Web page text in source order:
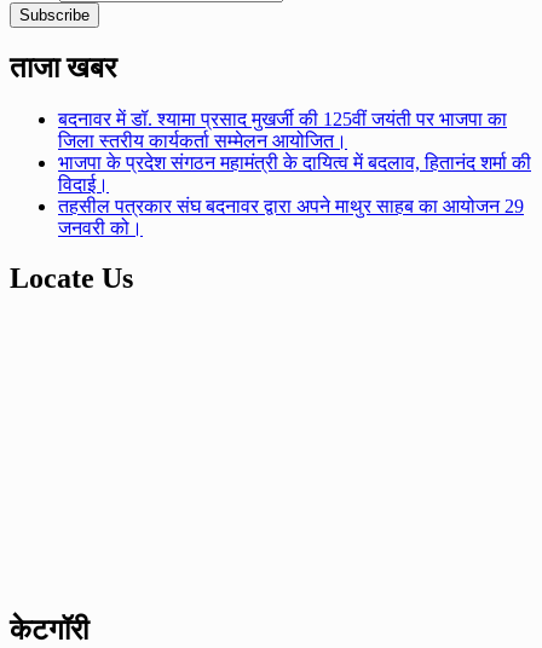
ताजा खबर
बदनावर में डॉ. श्यामा प्रसाद मुखर्जी की 125वीं जयंती पर भाजपा का
जिला स्तरीय कार्यकर्ता सम्मेलन आयोजित।
भाजपा के प्रदेश संगठन महामंत्री के दायित्व में बदलाव, हितानंद शर्मा की
विदाई।
तहसील पत्रकार संघ बदनावर द्वारा अपने माथुर साहब का आयोजन 29
जनवरी को।
Locate Us
केटगॉरी